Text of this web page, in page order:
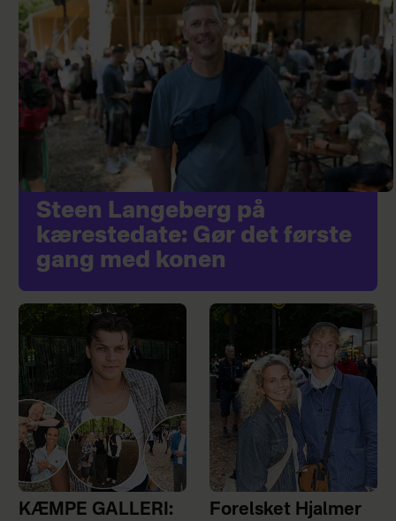
Steen Langeberg på
kærestedate: Gør det første
gang med konen
KÆMPE GALLERI:
Forelsket Hjalmer